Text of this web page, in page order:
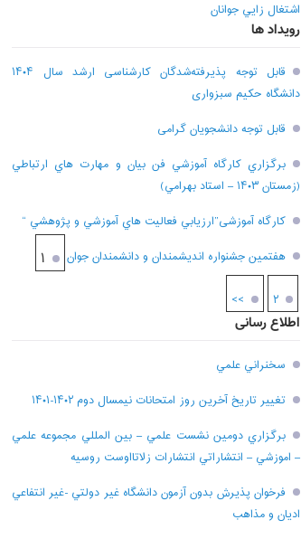
اشتغال زايي جوانان
رویداد ها
قابل توجه پذیرفته‌شدگان کارشناسی ارشد سال ۱۴۰۴
دانشگاه حکیم سبزواری
قابل توجه دانشجویان گرامی
برگزاري کارگاه آموزشي فن بيان و مهارت هاي ارتباطي
(زمستان ۱۴۰۳ – استاد بهرامي)
کارگاه آموزشی”ارزيابي فعاليت هاي آموزشي و پژوهشي “
هفتمين جشنواره انديشمندان و دانشمندان جوان
۱
۲ >>
اطلاع رسانی
سخنراني علمي
تغيير تاريخ آخرين روز امتحانات نيمسال دوم ۱۴۰۲-۱۴۰۱
برگزاري دومين نشست علمي – بين المللي مجموعه علمي
– اموزشي – انتشاراتي انتشارات زلاتااوست روسيه
فرخوان پذيرش بدون آزمون دانشگاه غير دولتي -غير انتفاعي
اديان و مذاهب